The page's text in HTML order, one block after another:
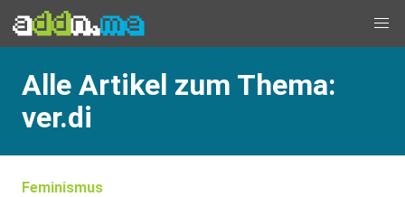
Alle Artikel zum Thema:
ver.di
Feminismus